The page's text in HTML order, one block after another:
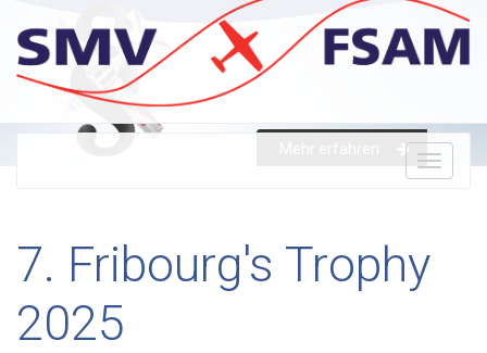
7. Fribourg's Trophy
2025